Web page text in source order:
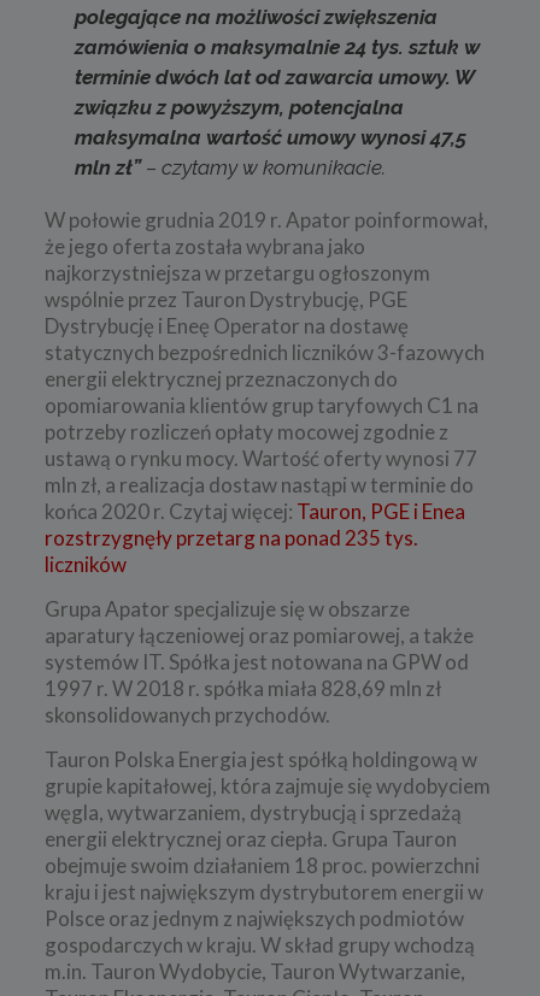
polegające na możliwości zwiększenia
zamówienia o maksymalnie 24 tys. sztuk w
terminie dwóch lat od zawarcia umowy. W
związku z powyższym, potencjalna
maksymalna wartość umowy wynosi 47,5
mln zł” – czytamy w komunikacie.
W połowie grudnia 2019 r. Apator poinformował,
że jego oferta została wybrana jako
najkorzystniejsza w przetargu ogłoszonym
wspólnie przez Tauron Dystrybucję, PGE
Dystrybucję i Eneę Operator na dostawę
statycznych bezpośrednich liczników 3-fazowych
energii elektrycznej przeznaczonych do
opomiarowania klientów grup taryfowych C1 na
potrzeby rozliczeń opłaty mocowej zgodnie z
ustawą o rynku mocy. Wartość oferty wynosi 77
mln zł, a realizacja dostaw nastąpi w terminie do
końca 2020 r. Czytaj więcej: Tauron, PGE i Enea
rozstrzygnęły przetarg na ponad 235 tys.
liczników
Grupa Apator specjalizuje się w obszarze
aparatury łączeniowej oraz pomiarowej, a także
systemów IT. Spółka jest notowana na GPW od
1997 r. W 2018 r. spółka miała 828,69 mln zł
skonsolidowanych przychodów.
Tauron Polska Energia jest spółką holdingową w
grupie kapitałowej, która zajmuje się wydobyciem
węgla, wytwarzaniem, dystrybucją i sprzedażą
energii elektrycznej oraz ciepła. Grupa Tauron
obejmuje swoim działaniem 18 proc. powierzchni
kraju i jest największym dystrybutorem energii w
Polsce oraz jednym z największych podmiotów
gospodarczych w kraju. W skład grupy wchodzą
m.in. Tauron Wydobycie, Tauron Wytwarzanie,